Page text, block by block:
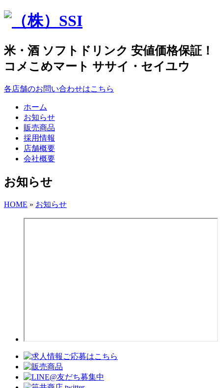
米・酒 ソフトドリンク 安値価格保証！
コメこめマート ササイ・セイユウ
各店舗のお問い合わせはこちら
ホーム
お知らせ
販売商品
採用情報
店舗概要
会社概要
お知らせ
HOME » お知らせ